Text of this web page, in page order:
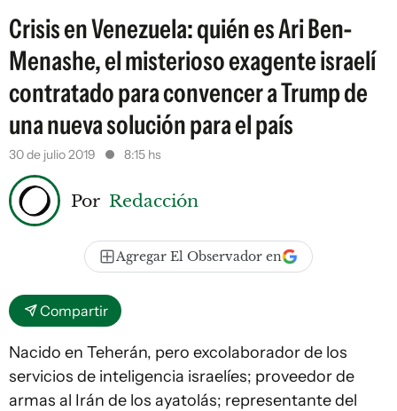
Crisis en Venezuela: quién es Ari Ben-
Menashe, el misterioso exagente israelí
contratado para convencer a Trump de
una nueva solución para el país
30 de julio 2019 8:15 hs
Por Redacción
Agregar El Observador en
Compartir
Nacido en Teherán, pero excolaborador de los
servicios de inteligencia israelíes; proveedor de
armas al Irán de los ayatolás; representante del